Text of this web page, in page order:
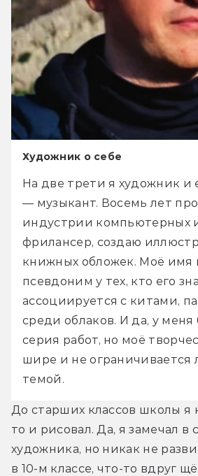
Художник о себе
На две трети я художник и
— музыкант. Восемь лет
индустрии компьютерных
фрилансер, создаю
книжных обложек. Моё имя
псевдоним у тех, кто его
ассоциируется с китами,
среди облаков. И да, у меня
серия работ, но моё
шире и не ограничивается
темой.
До старших классов школы я
то и рисовал. Да, я замечал в
художника, но никак не
в 10-м классе, что-то вдруг